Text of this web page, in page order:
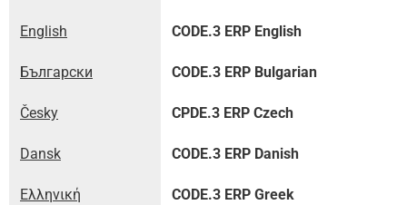
English CODE.3 ERP English
Български CODE.3 ERP Bulgarian
Česky CPDE.3 ERP Czech
Dansk CODE.3 ERP Danish
Ελληνική CODE.3 ERP Greek